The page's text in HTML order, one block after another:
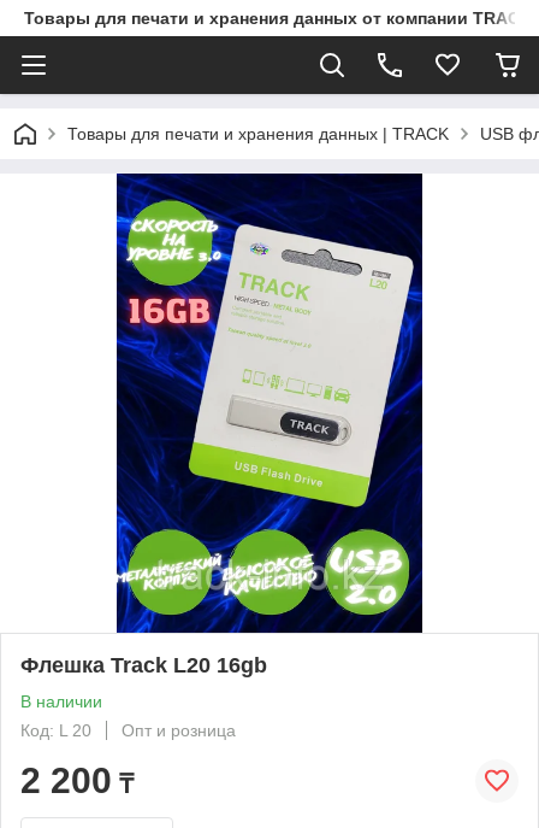
Товары для печати и хранения данных от компании TRACK
Товары для печати и хранения данных | TRACK USB
Флешка Track L20 16gb
В наличии
Код: L 20
Опт и розница
2 200 ₸